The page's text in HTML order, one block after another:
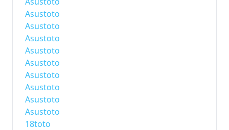
Asustoto
Asustoto
Asustoto
Asustoto
Asustoto
Asustoto
Asustoto
Asustoto
Asustoto
18toto